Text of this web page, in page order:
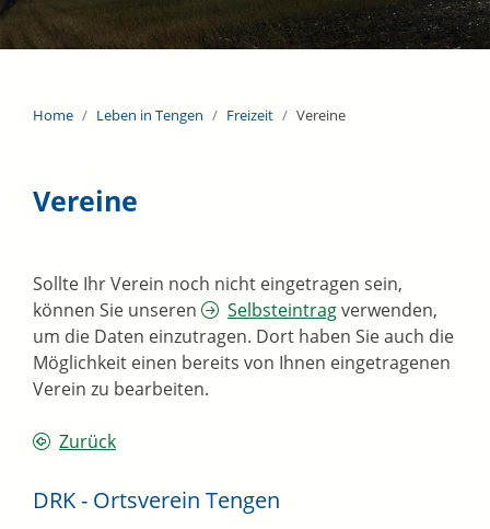
Home Leben in Tengen Freizeit Vereine
Vereine
Sollte Ihr Verein noch nicht eingetragen sein,
können Sie unseren
Selbsteintragverwenden,
um die Daten einzutragen. Dort haben Sie auch die
Möglichkeit einen bereits von Ihnen eingetragenen
Verein zu bearbeiten.
Zurück
DRK - Ortsverein Tengen